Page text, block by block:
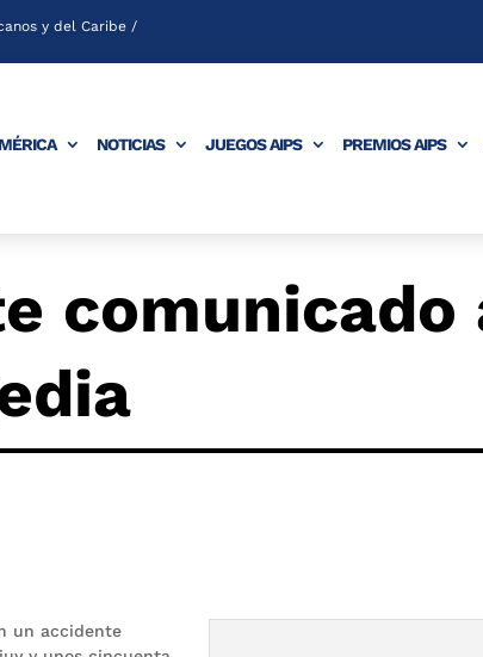
y del Caribe /
NOTICIAS JUEGOS AIPS PREMIOS AIPS
comunicado
un accidente